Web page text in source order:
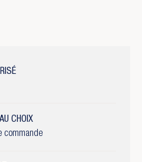
CHOIX
commande